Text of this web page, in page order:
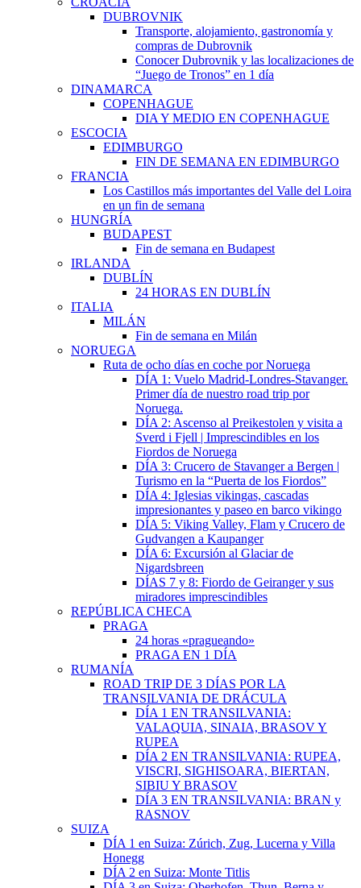
DUBROVNIK
Transporte, alojamiento, gastronomía y
compras de Dubrovnik
Conocer Dubrovnik y las localizaciones de
“Juego de Tronos” en 1 día
DINAMARCA
COPENHAGUE
DIA Y MEDIO EN COPENHAGUE
ESCOCIA
EDIMBURGO
FIN DE SEMANA EN EDIMBURGO
FRANCIA
Los Castillos más importantes del Valle del Loira
en un fin de semana
HUNGRÍA
BUDAPEST
Fin de semana en Budapest
IRLANDA
DUBLÍN
24 HORAS EN DUBLÍN
ITALIA
MILÁN
Fin de semana en Milán
NORUEGA
Ruta de ocho días en coche por Noruega
DÍA 1: Vuelo Madrid-Londres-Stavanger.
Primer día de nuestro road trip por
Noruega.
DÍA 2: Ascenso al Preikestolen y visita a
Sverd i Fjell | Imprescindibles en los
Fiordos de Noruega
DÍA 3: Crucero de Stavanger a Bergen |
Turismo en la “Puerta de los Fiordos”
DÍA 4: Iglesias vikingas, cascadas
impresionantes y paseo en barco vikingo
DÍA 5: Viking Valley, Flam y Crucero de
Gudvangen a Kaupanger
DÍA 6: Excursión al Glaciar de
Nigardsbreen
DÍAS 7 y 8: Fiordo de Geiranger y sus
miradores imprescindibles
REPÚBLICA CHECA
PRAGA
24 horas «pragueando»
PRAGA EN 1 DÍA
RUMANÍA
ROAD TRIP DE 3 DÍAS POR LA
TRANSILVANIA DE DRÁCULA
DÍA 1 EN TRANSILVANIA:
VALAQUIA, SINAIA, BRASOV Y
RUPEA
DÍA 2 EN TRANSILVANIA: RUPEA,
VISCRI, SIGHISOARA, BIERTAN,
SIBIU Y BRASOV
DÍA 3 EN TRANSILVANIA: BRAN y
RASNOV
SUIZA
DÍA 1 en Suiza: Zúrich, Zug, Lucerna y Villa
Honegg
DÍA 2 en Suiza: Monte Titlis